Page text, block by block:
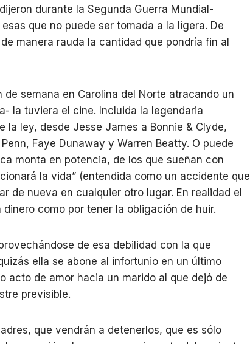
durante la Segunda Guerra Mundial-
que no puede ser tomada a la ligera. De
manera rauda la cantidad que pondría fin al
semana en Carolina del Norte atracando un
la tuviera el cine. Incluida la legendaria
ley, desde Jesse James a Bonnie & Clyde,
Faye Dunaway y Warren Beatty. O puede
monta en potencia, de los que sueñan con
la vida” (entendida como un accidente que
de nueva en cualquier otro lugar. En realidad el
como por tener la obligación de huir.
de esa debilidad con la que
ella se abone al infortunio en un último
acto de amor hacia un marido al que dejó de
previsible.
que vendrán a detenerlos, que es sólo